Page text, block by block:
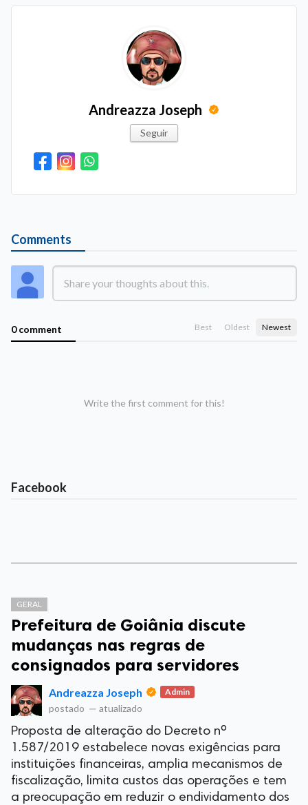
Andreazza Joseph
Seguir
Comments
0 comment Best Oldest Newest
Write the first comment for this!
Facebook
GERAL
Prefeitura de Goiânia discute
mudanças nas regras de
consignados para servidores
Andreazza Joseph Admin
postado — atualizado
Proposta de alteração do Decreto nº
1.587/2019 estabelece novas exigências para
instituições financeiras, amplia mecanismos de
fiscalização, limita custos das operações e tem
a preocupação em reduzir o endividamento dos